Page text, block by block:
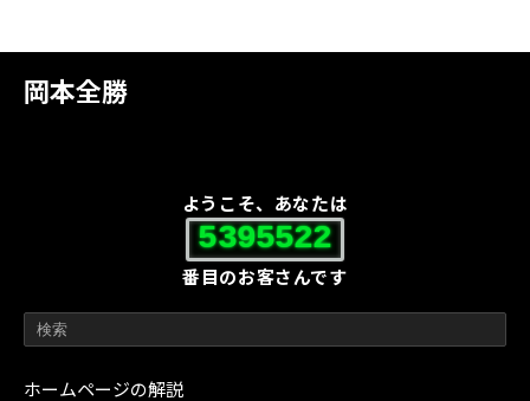
岡本全勝
ようこそ、あなたは
5395522
番目のお客さんです
ホームページの解説